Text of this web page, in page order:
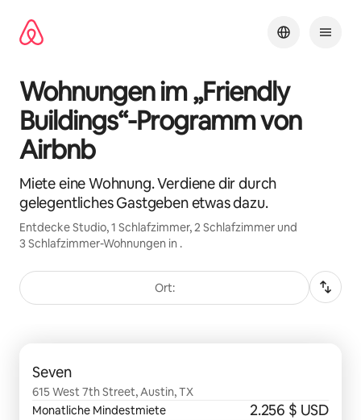
Inhalten
springen
Wohnungen im „Friendly
Buildings“-Programm von
Airbnb
Miete eine Wohnung. Verdiene dir durch
gelegentliches Gastgeben etwas dazu.
Entdecke Studio, 1 Schlafzimmer, 2 Schlafzimmer und
3 Schlafzimmer-Wohnungen in .
Ort:
Seven
615 West 7th Street, Austin, TX
Monatliche Mindestmiete
2.256 $ USD